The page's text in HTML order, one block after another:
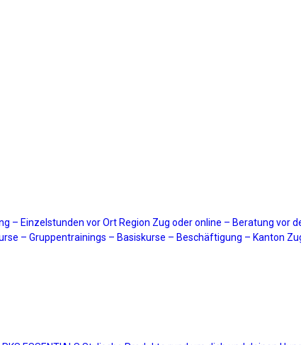
– Einzelstunden vor Ort Region Zug oder online – Beratung vor
– Gruppentrainings – Basiskurse – Beschäftigung – Kanton